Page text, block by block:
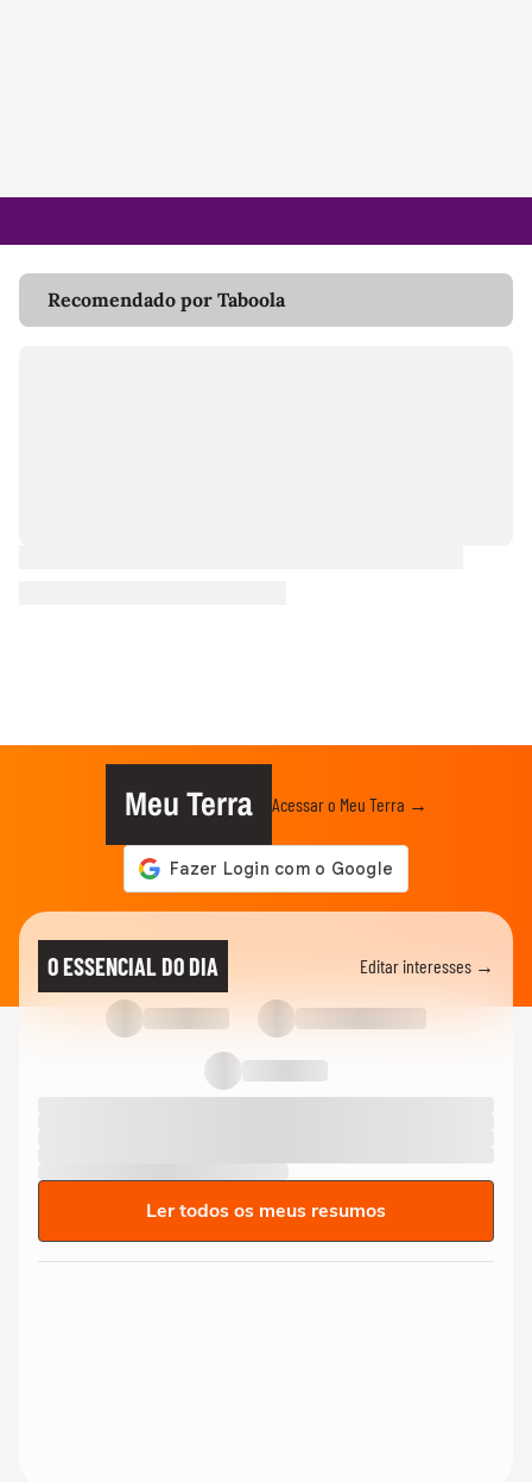
Recomendado por Taboola
Meu Terra Acessar o Meu Terra →
O ESSENCIAL DO DIA Editar interesses →
Ler todos os meus resumos